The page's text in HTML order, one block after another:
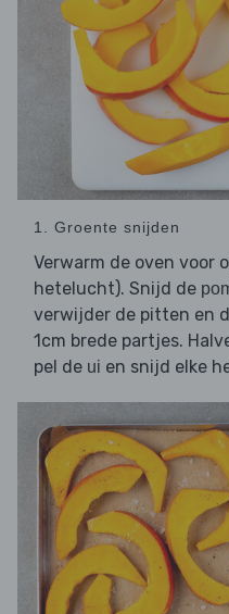
1. Groente snijden
Verwarm de oven voor
hetelucht). Snijd de
verwijder de pitten en
1cm brede partjes.
pel de ui en snijd elke